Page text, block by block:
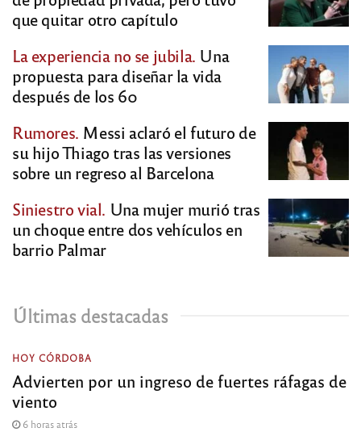
que quitar otro capítulo
La experiencia no se jubila. Una
propuesta para diseñar la vida
después de los 60
Rumores. Messi aclaró el futuro de
su hijo Thiago tras las versiones
sobre un regreso al Barcelona
Siniestro vial. Una mujer murió tras
un choque entre dos vehículos en
barrio Palmar
Últimas destacadas
HOY CÓRDOBA
Advierten por un ingreso de fuertes ráfagas de
viento
6 horas atrás